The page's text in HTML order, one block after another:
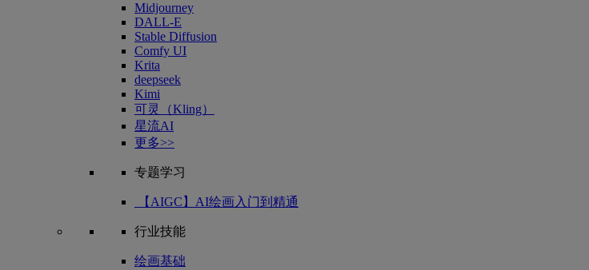
Midjourney
DALL-E
Stable Diffusion
Comfy UI
Krita
deepseek
Kimi
可灵（Kling）
星流AI
更多>>
专题学习
【AIGC】AI绘画入门到精通
行业技能
绘画基础